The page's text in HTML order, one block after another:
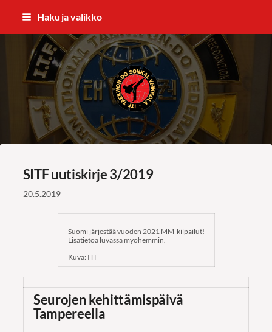
sivun
Haku ja valikko
ITF Taekwon-do Sonkal Veikkola
SITF uutiskirje 3/2019
20.5.2019
Suomi järjestää vuoden 2021 MM-kilpailut!
Lisätietoa luvassa myöhemmin.
Kuva: ITF
Seurojen kehittämispäivä
Tampereella